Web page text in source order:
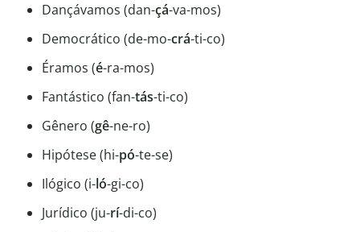
Dançávamos (dan-çá-va-mos)
Democrático (de-mo-crá-ti-co)
Éramos (é-ra-mos)
Fantástico (fan-tás-ti-co)
Gênero (gê-ne-ro)
Hipótese (hi-pó-te-se)
Ilógico (i-ló-gi-co)
Jurídico (ju-rí-di-co)